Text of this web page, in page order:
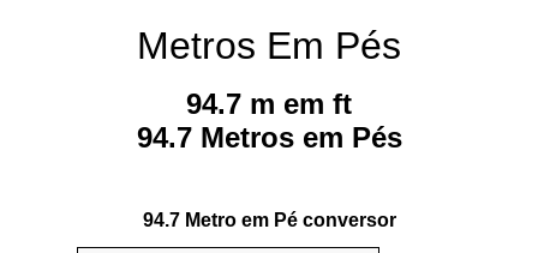
Metros Em Pés
94.7 m em ft
94.7 Metros em Pés
94.7 Metro em Pé conversor